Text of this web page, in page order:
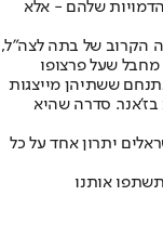
שלהם - אלא
הקרוב של בתה לצה"ל,
שעל פרצופו
ששתיהן מייצגות
בז'אנר. סדרה שהיא
יתרון אחד על כל
אותנו